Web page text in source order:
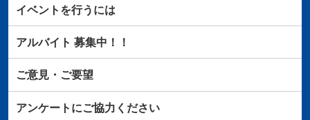
イベントを行うには
アルバイト 募集中！！
ご意見・ご要望
アンケートにご協力ください